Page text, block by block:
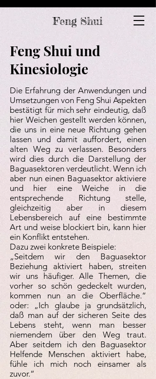
Feng Shui
Feng Shui und
Kinesiologie
Die Erfahrung der Anwendungen und
Umsetzungen von Feng Shui Aspekten
bestätigt für mich sehr eindeutig, daß
hier Weichen gestellt werden können,
die uns in eine neue Richtung gehen
lassen und damit auffordert, einen
alten Weg zu verlassen. Besonders
wird dies durch die Darstellung der
Baguasektoren verdeutlicht. Wenn ich
aber nun einen Baguasektor aktiviere
und hier eine Weiche in die
entsprechende Richtung stelle,
gleichzeitig aber in diesem
Lebensbereich auf eine bestimmte
Art und weise blockiert bin, kann hier
ein Konflikt entstehen.
Dazu zwei konkrete Beispiele:
„Seitdem wir den Baguasektor
Beziehung aktiviert haben, streiten
wir uns häufiger. Alle Themen, die
vorher so schön gedeckelt wurden,
kommen nun an die Oberfläche.“
oder: „Ich glaube ja grundsätzlich,
daß man auf der sicheren Seite des
Lebens steht, wenn man besser
niemendem über den Weg traut.
Aber seitdem ich den Baguasektor
Helfende Menschen aktiviert habe,
fühle ich mich noch einsamer als
zuvor.“